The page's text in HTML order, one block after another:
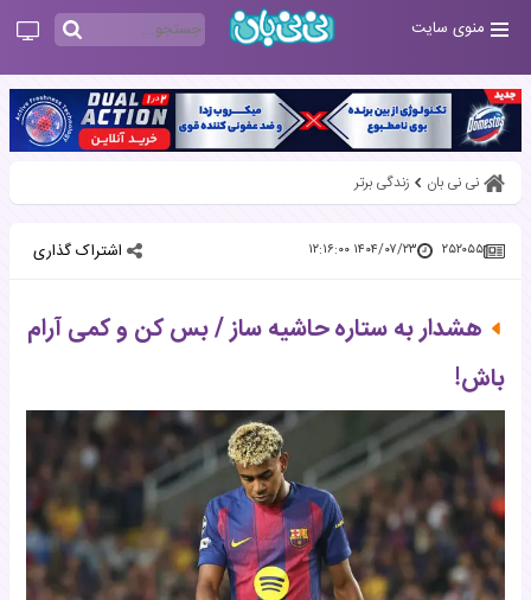
منوی سایت
نی نی بان زندگی برتر
۲۵۲۰۵۵ ۱۴۰۴/۰۷/۲۳ ۱۲:۱۶:۰۰ اشتراک گذاری
هشدار به ستاره حاشیه ساز / بس کن و کمی آرام
باش!